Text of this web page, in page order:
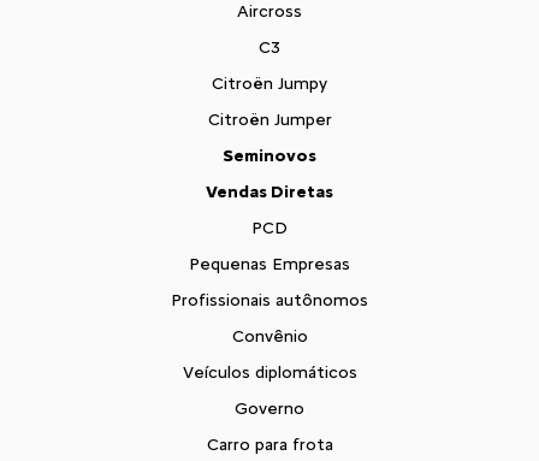
Aircross
C3
Citroën Jumpy
Citroën Jumper
Seminovos
Vendas Diretas
PCD
Pequenas Empresas
Profissionais autônomos
Convênio
Veículos diplomáticos
Governo
Carro para frota